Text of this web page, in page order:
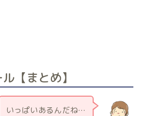
【まとめ】
いっぱいあるんだね…